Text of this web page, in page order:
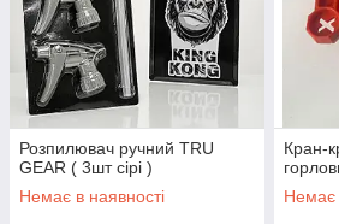
Розпилювач ручний TRU
GEAR ( 3шт сірі )
Немає в наявності
Кран-
Немає